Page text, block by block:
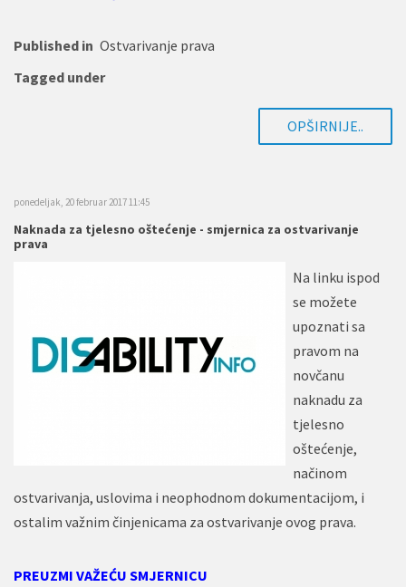
Published in Ostvarivanje prava
Tagged under
OPŠIRNIJE..
ponedeljak, 20 februar 2017 11:45
Naknada za tjelesno oštećenje - smjernica za ostvarivanje
prava
Na linku ispod
se možete
upoznati sa
pravom na
novčanu
naknadu za
tjelesno
oštećenje,
načinom
ostvarivanja, uslovima i neophodnom dokumentacijom, i
ostalim važnim činjenicama za ostvarivanje ovog prava.
PREUZMI VAŽEĆU SMJERNICU